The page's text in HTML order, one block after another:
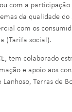
com a participação
da qualidade
com os
(Tarifa social).
tem colaborado
e apoio aos
Lanhoso, Terras de